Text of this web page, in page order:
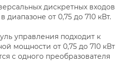
дискретных входов
диапазоне от 0,75 до 710 кВт.
управления подходит к
мощности от 0,75 до 710 кВт
с одного преобразователя